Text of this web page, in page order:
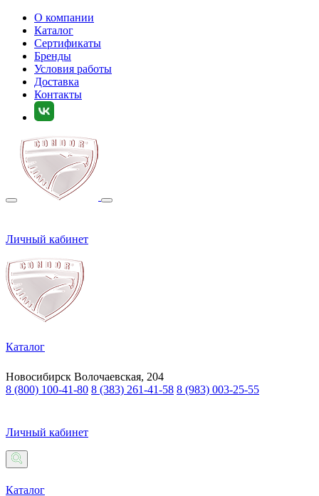
О компании
Каталог
Сертификаты
Бренды
Условия работы
Доставка
Контакты
Личный кабинет
Каталог
Новосибирск Волочаевская, 204
8 (800) 100-41-80 8 (383) 261-41-58 8 (983) 003-25-55
Личный кабинет
Каталог